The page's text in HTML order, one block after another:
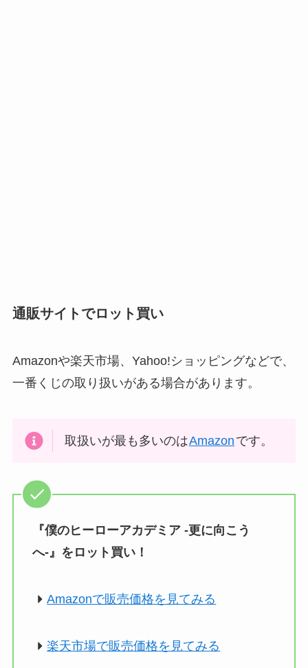
通販サイトでロット買い
Amazonや楽天市場、Yahoo!ショッピングなどで、
一番くじの取り扱いがある場合があります。
取扱いが最も多いのはAmazon です。
『僕のヒーローアカデミア -更に向こう
へ-』をロット買い！
Amazonで販売価格を見てみる
楽天市場で販売価格を見てみる